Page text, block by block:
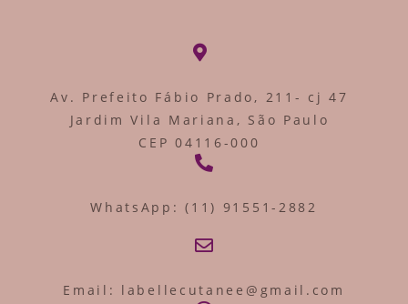
Av. Prefeito Fábio Prado, 211- cj 47
Jardim Vila Mariana, São Paulo
CEP 04116-000
WhatsApp: (11) 91551-2882
Email: labellecutanee@gmail.com